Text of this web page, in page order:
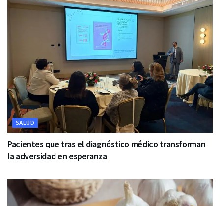
SALUD
Pacientes que tras el diagnóstico médico transforman
la adversidad en esperanza